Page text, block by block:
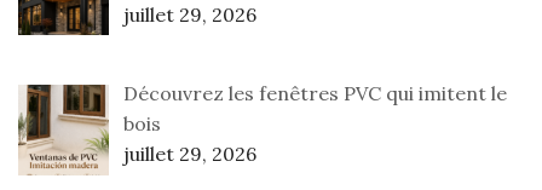
juillet 29, 2026
Découvrez les fenêtres PVC qui imitent le
bois
juillet 29, 2026